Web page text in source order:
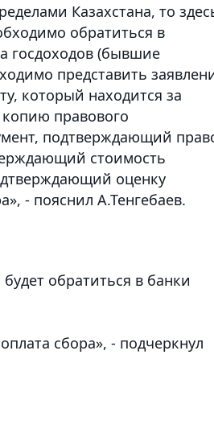
Казахстана, то
обратиться в
госдоходов (бывшие
представить
который находится за
правового
подтверждающий
стоимость
оценку
- пояснил А.Тенгебаев.
обратиться в банки
сбора», - подчеркнул